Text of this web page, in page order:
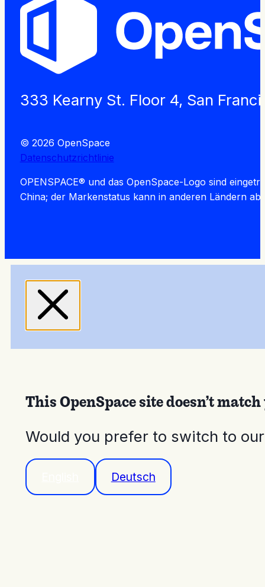
333 Kearny St. Floor 4, San
© 2026 OpenSpace
Datenschutzrichtlinie
OPENSPACE® und das OpenSpace-Logo sind
China; der Markenstatus kann in anderen Ländern
This OpenSpace site doesn’t
Would you prefer to switch to
Deutsch